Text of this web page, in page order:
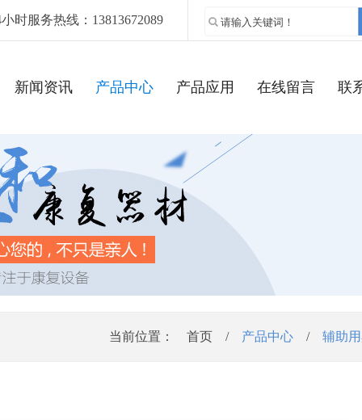
小时服务热线：13813672089
联
在线留言
产品应用
产品中心
新闻资讯
当前位置： 首页 / 产品中心 / 辅助